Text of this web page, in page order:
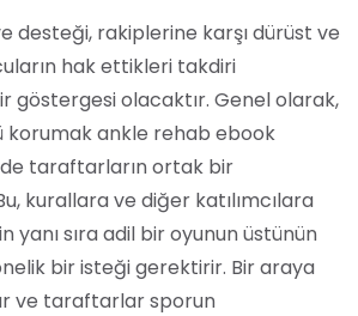
desteği, rakiplerine karşı dürüst ve
hak ettikleri takdiri
göstergesi olacaktır. Genel olarak,
korumak ankle rehab ebook
taraftarların ortak bir
kurallara ve diğer katılımcılara
yanı sıra adil bir oyunun üstünün
bir isteği gerektirir. Bir araya
ve taraftarlar sporun